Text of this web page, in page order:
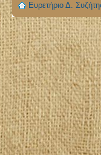
Ευρετήριο Δ.